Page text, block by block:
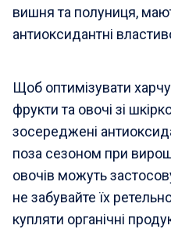
вишня та полуниця,
антиоксидантні
Щоб оптимізувати
фрукти та овочі зі
зосереджені
поза сезоном при
овочів можуть
не забувайте їх
купляти органічні